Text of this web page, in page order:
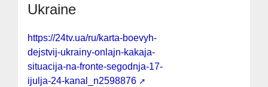
Ukraine
https://24tv.ua/ru/karta-boevyh-
dejstvij-ukrainy-onlajn-kakaja-
situacija-na-fronte-segodnja-17-
ijulja-24-kanal_n2598876